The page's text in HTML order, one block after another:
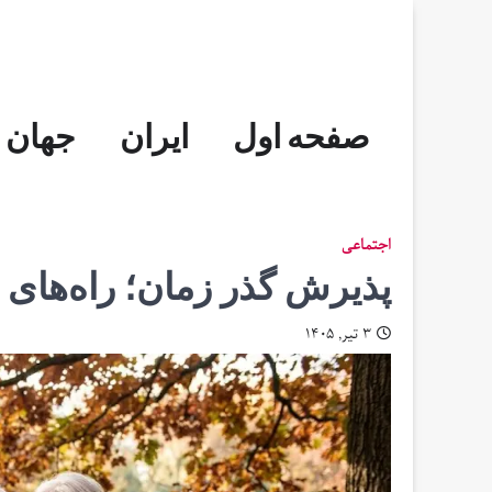
صفحه اول ایران جهان
اجتماعی
پذیرش گذر زمان؛
۳ تیر, ۱۴۰۵